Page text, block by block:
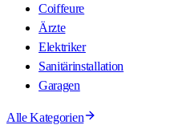
Coiffeure
Ärzte
Elektriker
Sanitärinstallation
Garagen
Alle Kategorien